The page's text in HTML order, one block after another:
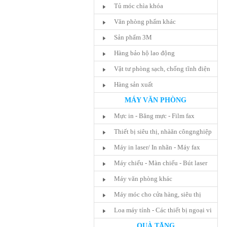
Tủ móc chìa khóa
Văn phòng phẩm khác
Sản phẩm 3M
Hàng bảo hộ lao động
Vật tư phòng sạch, chống tĩnh điện
Hàng sản xuất
MÁY VĂN PHÒNG
Mực in - Băng mực - Film fax
Thiết bị siêu thị, nhàăn côngnghiệp
Máy in laser/ In nhãn - Máy fax
Máy chiếu - Màn chiếu - Bút laser
Máy văn phòng khác
Máy móc cho cửa hàng, siêu thị
Loa máy tính - Các thiết bị ngoại vi